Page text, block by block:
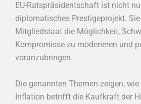
EU-Ratspräsidentschaft ist nicht
diplomatisches Prestigeprojekt.
Mitgliedstaat die Möglichkeit,
Kompromisse zu moderieren und
voranzubringen.
Die genannten Themen zeigen,
Inflation betrifft die Kaufkraft der